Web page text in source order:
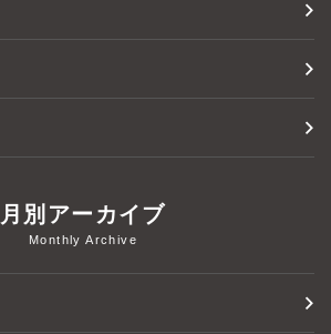
月別アーカイブ
Monthly Archive